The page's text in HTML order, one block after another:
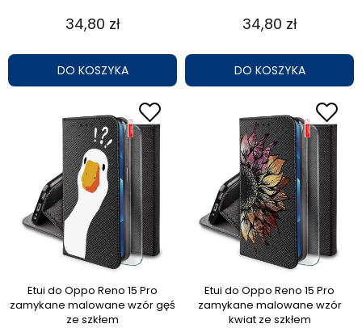
34,80 zł
DO KOSZYKA
34,80 zł
DO KOSZYKA
Etui do Oppo Reno 15 Pro
zamykane malowane wzór gęś
ze szkłem
Etui do Oppo Reno 15 Pro
zamykane malowane wzór
kwiat ze szkłem